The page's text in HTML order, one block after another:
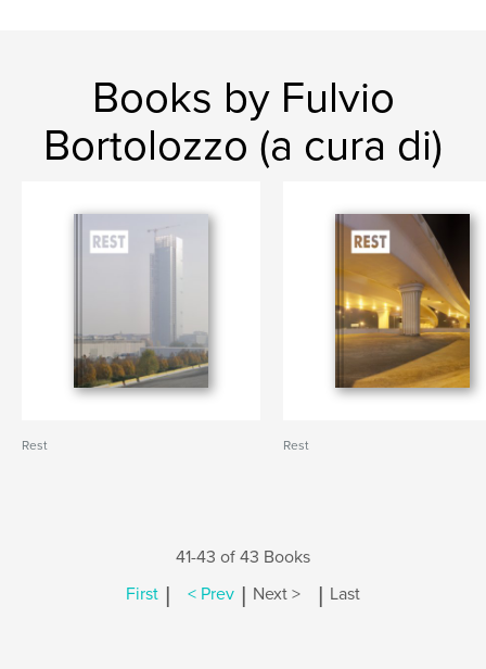
Books by Fulvio
Bortolozzo (a cura di)
Rest Rest
41-43 of 43 Books
First | < Prev | Next > | Last